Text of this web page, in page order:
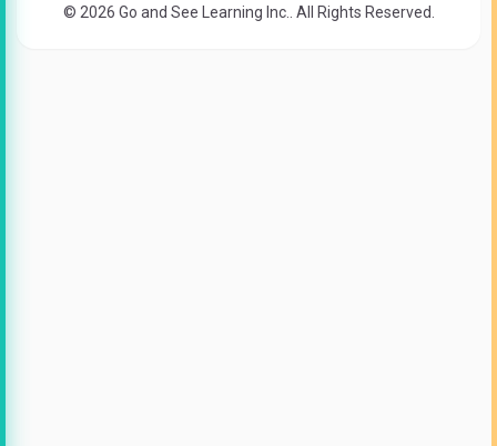
© 2026 Go and See Learning Inc.. All Rights Reserved.